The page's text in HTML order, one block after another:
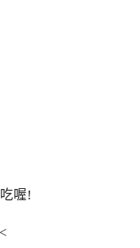
喔!